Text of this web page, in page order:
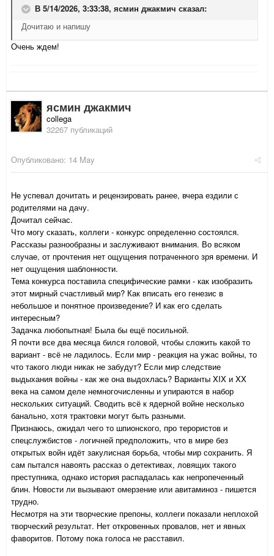
В 5/14/2026, 3:33:38, ясмин джакмич сказал:
Дочитаю и напишу
Очень ждем!
ясмин джакмич
collega
32267 публикаций
Опубликовано: 14 May
Не успевал дочитать и рецензировать ранее, вчера ездили с
родителями на дачу.
Дочитал сейчас.
Что могу сказать, коллеги - конкурс определенно состоялся.
Рассказы разнообразны и заслуживают внимания. Во всяком
случае, от прочтения нет ощущения потраченного зря времени. И
нет ощущения шаблонности.
Тема конкурса поставила специфические рамки - как изобразить
этот мирный счастливый мир? Как вписать его генезис в
небольшое и понятное произведение? И как его сделать
интересным?
Задачка любопытная! Была бы ещё посильной.
Я почти все два месяца бился головой, чтобы сложить какой то
вариант - всё не ладилось. Если мир - реакция на ужас войны, то
что такого люди никак не забудут? Если мир следствие
выдыхания войны - как же она выдохлась? Варианты XIX и XX
века на самом деле немногочисленны и упираются в набор
нескольких ситуаций. Сводить всё к ядерной войне несколько
банально, хотя трактовки могут быть разными.
Признаюсь, ожидал чего то шпионского, про терористов и
спецслужбистов - логичней предположить, что в мире без
открытых войн идёт закулисная борьба, чтобы мир сохранить. Я
сам пытался навоять рассказ о детективах, ловящих такого
преступника, однако история распадалась как непропеченный
блин. Новости ли вызывают омерзение или авитаминоз - пишется
трудно.
Несмотря на эти творческие препоны, коллеги показали неплохой
творческий результат. Нет откровенных провалов, нет и явных
фаворитов. Потому пока голоса не расставил.